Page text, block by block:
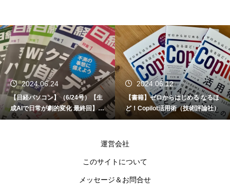
2024.06.24
【日経パソコン】（6/24号）【生
成AIで日常が劇的変化 最終回】 A
I時代のアプリケーション／サービ
2024.06.12
【書籍】ゼロからはじめる なるほ
ど！Copilot活用術（技術評論社）
運営会社
このサイトについて
メッセージ＆お問合せ